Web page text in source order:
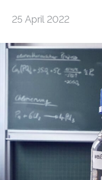
25 April 2022